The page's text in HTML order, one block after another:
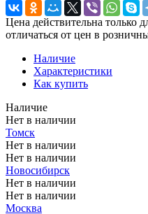
Цена действительна только
отличаться от цен в
Наличие
Характеристики
Как купить
Наличие
Нет в наличии
Томск
Нет в наличии
Нет в наличии
Новосибирск
Нет в наличии
Нет в наличии
Москва